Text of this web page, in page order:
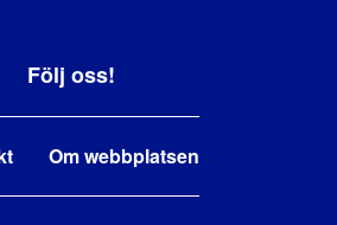
Följ oss!
Om webbplatsen